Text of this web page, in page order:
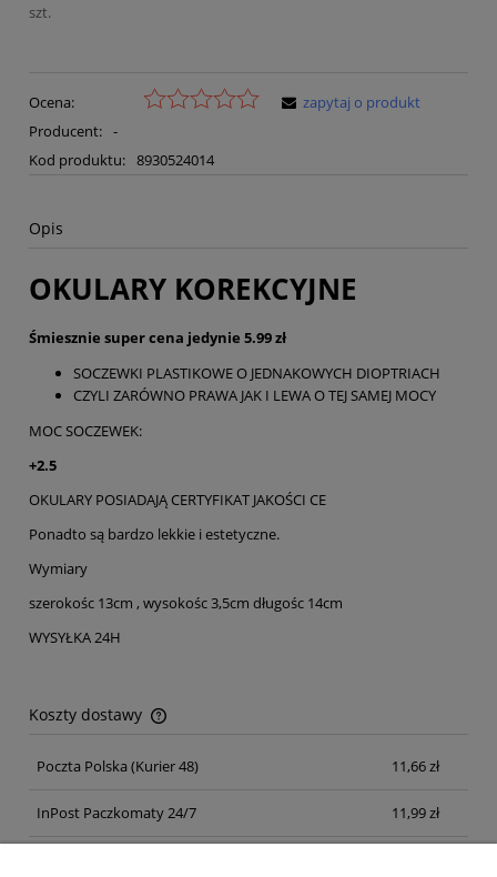
szt.
Ocena:
Producent: -
Kod produktu: 8930524014
zapytaj o produkt
Opis
OKULARY KOREKCYJNE
Śmiesznie super cena jedynie 5.99 zł
SOCZEWKI PLASTIKOWE O JEDNAKOWYCH DIOPTRIACH
CZYLI ZARÓWNO PRAWA JAK I LEWA O TEJ SAMEJ MOCY
MOC SOCZEWEK:
+2.5
OKULARY POSIADAJĄ CERTYFIKAT JAKOŚCI CE
Ponadto są bardzo lekkie i estetyczne.
Wymiary
szerokośc 13cm , wysokośc 3,5cm długośc 14cm
WYSYŁKA 24H
Koszty dostawy
Cena nie zawiera ewentualnych kosztów płatności
Poczta Polska (Kurier 48) 11,66 zł
InPost Paczkomaty 24/7 11,99 zł